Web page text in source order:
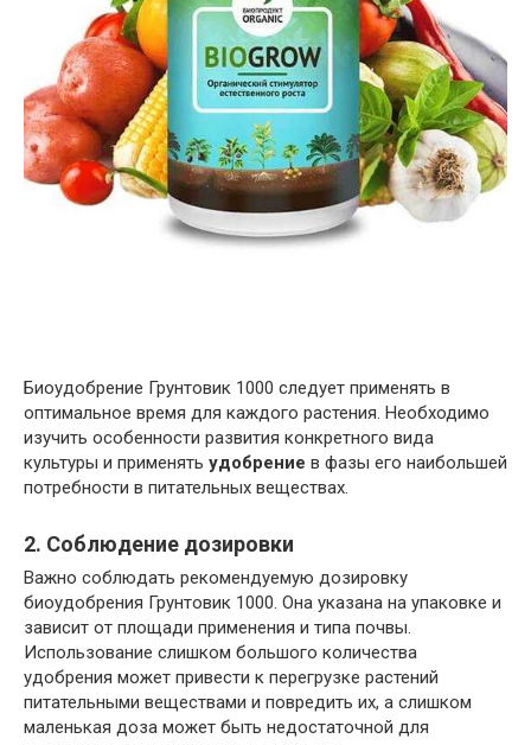
Биоудобрение Грунтовик 1000 следует применять в
оптимальное время для каждого растения. Необходимо
изучить особенности развития конкретного вида
культуры и применять удобрение в фазы его наибольшей
потребности в питательных веществах.
2. Соблюдение дозировки
Важно соблюдать рекомендуемую дозировку
биоудобрения Грунтовик 1000. Она указана на упаковке и
зависит от площади применения и типа почвы.
Использование слишком большого количества
удобрения может привести к перегрузке растений
питательными веществами и повредить их, а слишком
маленькая доза может быть недостаточной для